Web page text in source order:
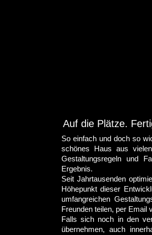
So einfach und doch so
schönes Haus aus
Gestaltungsregeln und
Ergebnis.
Seit Jahrtausenden
Höhepunkt dieser
umfangreichen
Freunden teilen, per Email
Falls sich noch in den
übernehmen, auch
Auf die Plätze.